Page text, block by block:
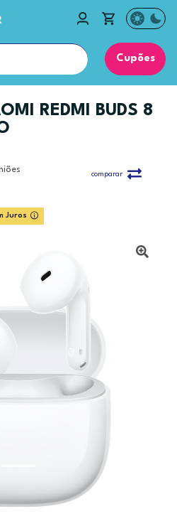
Cupões
REDMI BUDS 8
comparar
Juros